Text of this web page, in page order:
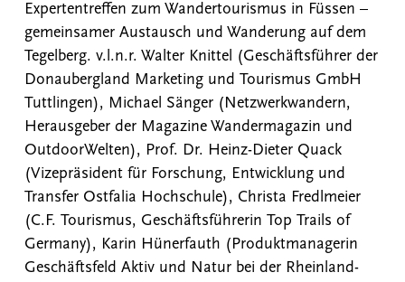
Expertentreffen zum Wandertourismus in Füssen –
gemeinsamer Austausch und Wanderung auf dem
Tegelberg. v.l.n.r. Walter Knittel (Geschäftsführer der
Donaubergland Marketing und Tourismus GmbH
Tuttlingen), Michael Sänger (Netzwerkwandern,
Herausgeber der Magazine Wandermagazin und
OutdoorWelten), Prof. Dr. Heinz-Dieter Quack
(Vizepräsident für Forschung, Entwicklung und
Transfer Ostfalia Hochschule), Christa Fredlmeier
(C.F. Tourismus, Geschäftsführerin Top Trails of
Germany), Karin Hünerfauth (Produktmanagerin
Geschäftsfeld Aktiv und Natur bei der Rheinland-